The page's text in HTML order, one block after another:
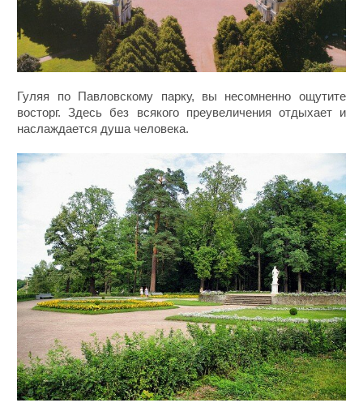
Гуляя по Павловскому парку, вы несомненно ощутите
восторг. Здесь без всякого преувеличения отдыхает и
наслаждается душа человека.